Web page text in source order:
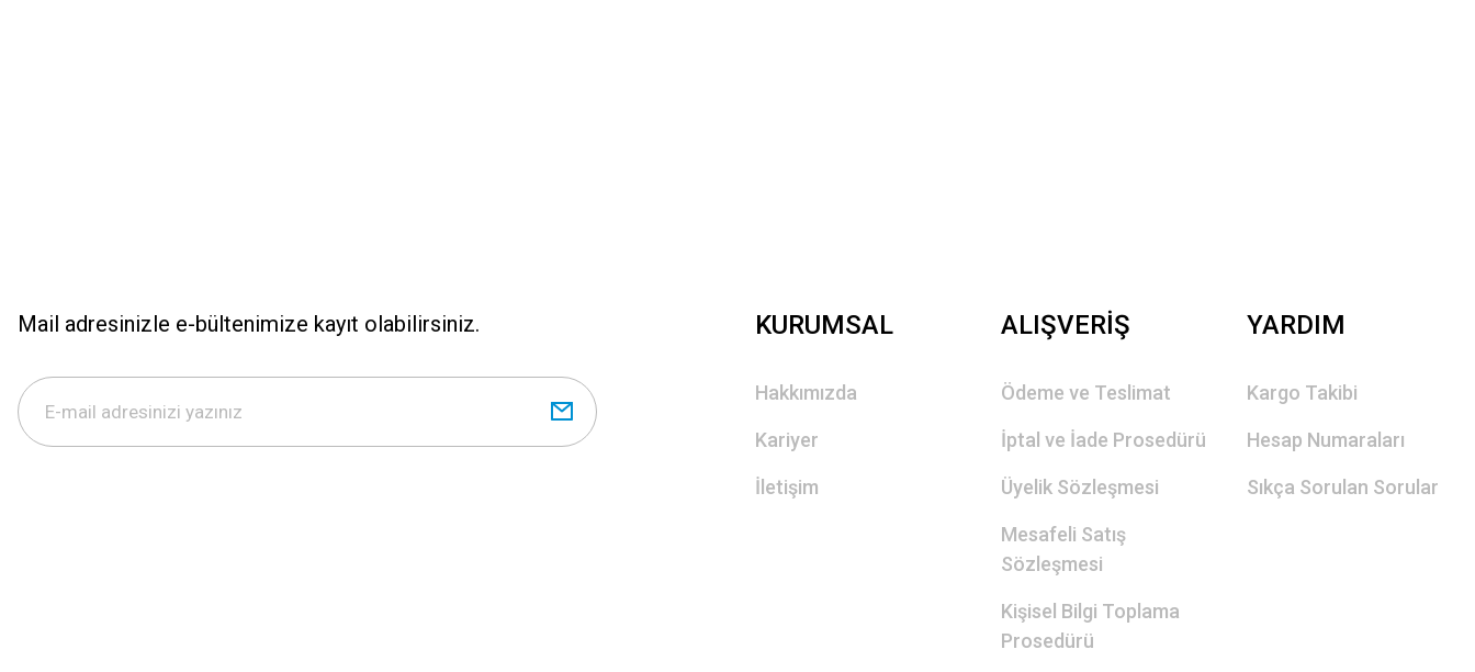
Mail adresinizle e-bültenimize kayıt olabilirsiniz. KURUMSAL
Hakkımızda
Kariyer
İletişim
ALIŞVERİŞ
Ödeme ve Teslimat
İptal ve İade Prosedürü
Üyelik Sözleşmesi
Mesafeli Satış
Sözleşmesi
Kişisel Bilgi Toplama
Prosedürü
YARDIM
Kargo Takibi
Hesap Numaraları
Sıkça Sorulan Sorular